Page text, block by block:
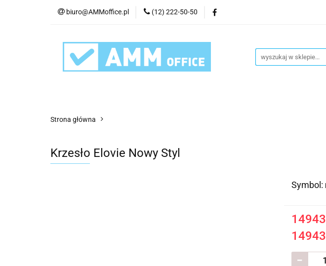
biuro@AMMoffice.pl (12) 222-50-50
Kategorie Artykuły biurowe
Urządzenia i eksploatacja Blog Kontakt
Strona główna
Krzesło Elovie Nowy Styl
Symbol: